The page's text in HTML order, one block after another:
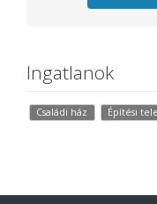
Ingatlanok
Családi ház Építési